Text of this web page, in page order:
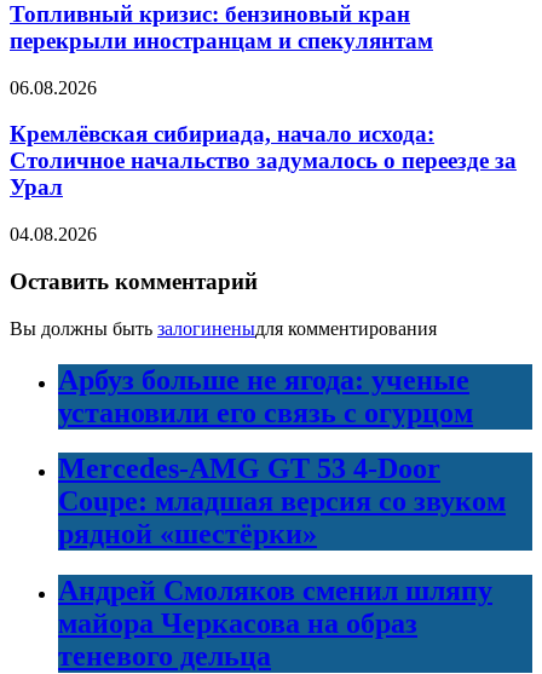
Топливный кризис: бензиновый кран
перекрыли иностранцам и спекулянтам
06.08.2026
Кремлёвская сибириада, начало исхода:
Столичное начальство задумалось о переезде за
Урал
04.08.2026
Оставить комментарий
Вы должны быть залогиненыдля комментирования
Арбуз больше не ягода: ученые
установили его связь с огурцом
Mercedes-AMG GT 53 4-Door
Coupe: младшая версия со звуком
рядной «шестёрки»
Андрей Смоляков сменил шляпу
майора Черкасова на образ
теневого дельца